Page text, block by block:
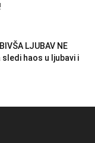
LJUBAV NE
sledi haos u ljubavi i